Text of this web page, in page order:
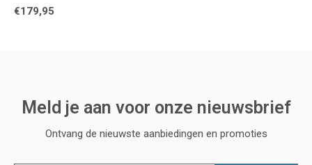
€179,95
Meld je aan voor onze nieuwsbrief
Ontvang de nieuwste aanbiedingen en promoties